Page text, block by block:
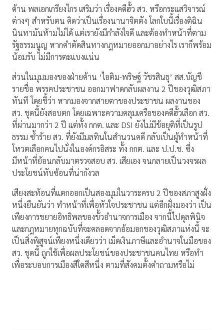
ด้าน พลเอกเกรียงไกร เสริมว่า เรื่องคดีฮั้ว สว. หรือกระแสวิจารณ์
ต่างๆ สำหรับตน คิดว่าเป็นเรื่องนานาจิตตัง โลกใบนี้เรื่องติฉิน
นินทามันห้ามไม่ได้ แต่เรายังมีกำลังใจดี และต้องทำหน้าที่ตาม
รัฐธรรมนูญ หากคำตัดสินทางกฎหมายออกมาอย่างไร เราก็พร้อม
น้อมรับ ไม่มีการตะแบงแน่น
ส่วนในมุมมองของฝ่ายค้าน ‘ไอติม-พริษฐ์ วัชรสินธุ’ สส.บัญชี
รายชื่อ พรรคประชาชน ออกมาฟาดกลับผลงาน 2 ปีของวุฒิสภา
ทันที โดยชี้ว่า หากมองจากสายตาของประชาชน ผลงานของ
สว. ชุดนี้ยังสอบตก โดยเฉพาะความคลุมเครือของคดีฮั้วเลือก สว.
ที่ผ่านมากว่า 2 ปี แต่ทั้ง กกต. และ DSI ยังไม่มีข้อยุติที่เป็นรูป
ธรรม ซ้ำร้าย สว. ที่ยังมีมลทินในสำนวนคดี กลับเป็นผู้ทำหน้าที่
โหวตเลือกคนไปนั่งในองค์กรอิสระ ทั้ง กกต. และ ป.ป.ช. ซึ่ง
มีหน้าที่ย้อนกลับมาตรวจสอบ สว. เสียเอง จนกลายเป็นวงจรผล
ประโยชน์ทับซ้อนที่น่ากังวล
เสียงสะท้อนที่แตกออกเป็นสองมุมในวาระครบ 2 ปีของสภาสูงฝั่ง
หนึ่งยืนยันว่า ทำหน้าที่เพื่อหัวใจประชาชน แต่อีกฝั่งมองว่า เป็น
เพียงการขยายอิทธิพลของขั้วอำนาจการเมือง จากนี้ไปดุลพินิจ
และกฎหมายทุกฉบับที่จะคลอดจากอ้อมอกของวุฒิสภาแห่งนี้ จะ
เป็นสิ่งพิสูจน์เพียงหนึ่งเดียวว่า เม็ดเงินภาษีและอำนาจในมือของ
สว. ชุดนี้ ถูกใช้เพื่อผลประโยชน์ของประชาชนคนไทย หรือทำ
เพื่อระบอบการเมืองสีใดสีหนึ่ง ตามที่สังคมตั้งคำถามหรือไม่